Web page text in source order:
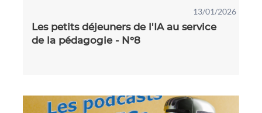
13/01/2026
Les petits déjeuners de l'IA au service
de la pédagogie - N°8